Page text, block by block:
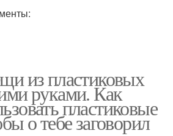
из пластиковых
руками. Как
пластиковые
о тебе заговорил